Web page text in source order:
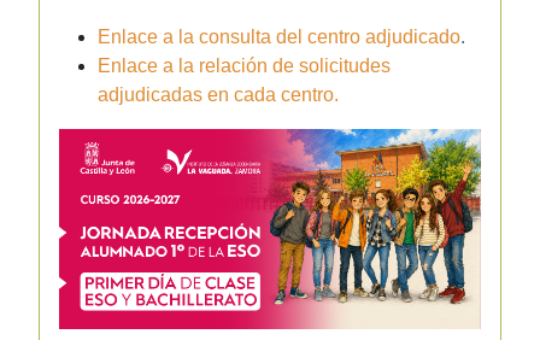
Enlace a la consulta del centro adjudicado.
Enlace a la relación de solicitudes
adjudicadas en cada centro.